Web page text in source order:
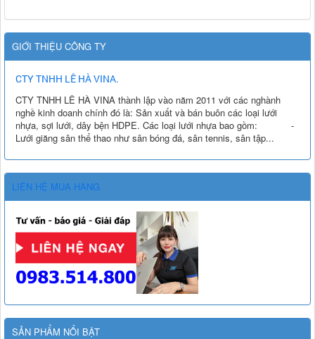
GIỚI THIỆU CÔNG TY
CTY TNHH LÊ HÀ VINA.
CTY TNHH LÊ HÀ VINA thành lập vào năm 2011 với các nghành
nghề kinh doanh chính đó là: Sản xuất và bán buôn các loại lưới
nhựa, sợi lưới, dây bện HDPE. Các loại lưới nhựa bao gồm: -
Lưới giăng sân thể thao như sân bóng đá, sân tennis, sân tập...
LIÊN HỆ MUA HÀNG
SẢN PHẨM NỔI BẬT